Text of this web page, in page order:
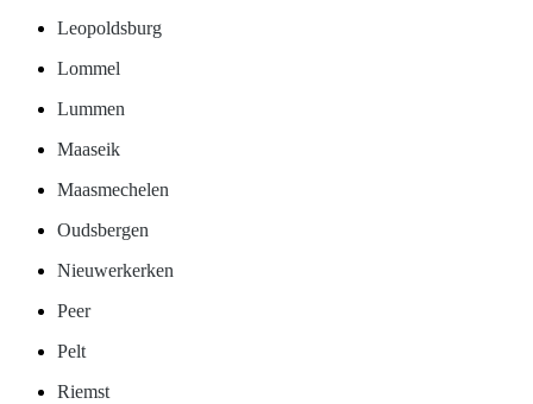
Leopoldsburg
Lommel
Lummen
Maaseik
Maasmechelen
Oudsbergen
Nieuwerkerken
Peer
Pelt
Riemst